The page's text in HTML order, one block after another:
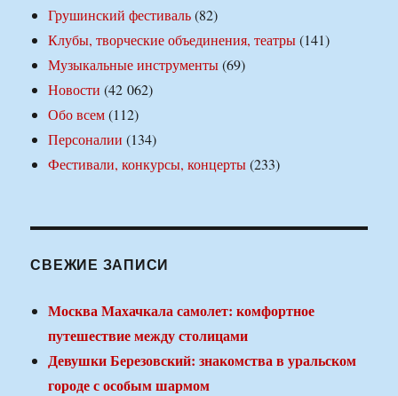
Грушинский фестиваль(82)
Клубы, творческие объединения, театры(141)
Музыкальные инструменты(69)
Новости (42 062)
Обо всем(112)
Персоналии (134)
Фестивали, конкурсы, концерты(233)
СВЕЖИЕ ЗАПИСИ
Москва Махачкала самолет: комфортное
путешествие между столицами
Девушки Березовский: знакомства в уральском
городе с особым шармом